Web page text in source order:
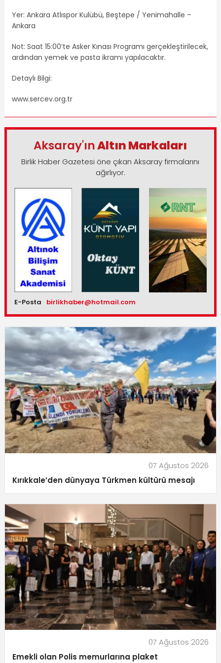
Yer: Ankara Atlıspor Kulübü, Beştepe / Yenimahalle –
Ankara
Not: Saat 15:00’te Asker Kınası Programı gerçekleştirilecek,
ardından yemek ve pasta ikramı yapılacaktır.
Detaylı Bilgi:
www.sercev.org.tr
Aksaray'ınAltın Markaları
Birlik Haber Gazetesi öne çıkan Aksaray firmalarını
ağırlıyor.
E-Posta birlikhaber@hotmail.com
07 Ağustos 2026
Kırıkkale’den dünyaya Türkmen kültürü mesajı
07 Ağustos 2026
Emekli olan Polis memurlarına plaket